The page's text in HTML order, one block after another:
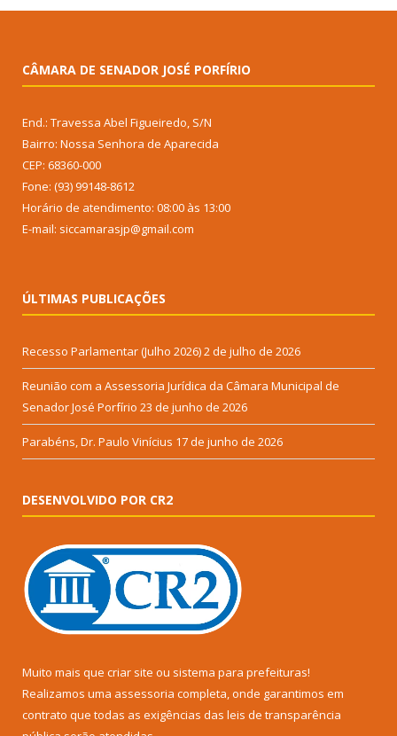
CÂMARA DE SENADOR JOSÉ PORFÍRIO
End.: Travessa Abel Figueiredo, S/N
Bairro: Nossa Senhora de Aparecida
CEP: 68360-000
Fone: (93) 99148-8612
Horário de atendimento: 08:00 às 13:00
E-mail: siccamarasjp@gmail.com
ÚLTIMAS PUBLICAÇÕES
Recesso Parlamentar (Julho 2026)2 de julho de 2026
Reunião com a Assessoria Jurídica da Câmara Municipal de
Senador José Porfírio 23 de junho de 2026
Parabéns, Dr. Paulo Vinícius 17 de junho de 2026
DESENVOLVIDO POR CR2
Muito mais que criar site ou sistema para prefeituras!
Realizamos uma assessoria completa, onde garantimos em
contrato que todas as exigências das leis de transparência